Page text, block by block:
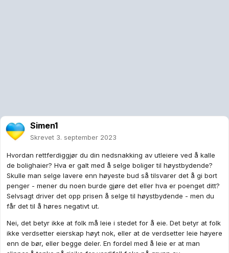
Simen1
Skrevet 3. september 2023
Hvordan rettferdiggjør du din nedsnakking av utleiere ved å kalle
de bolighaier? Hva er galt med å selge boliger til høystbydende?
Skulle man selge lavere enn høyeste bud så tilsvarer det å gi bort
penger - mener du noen burde gjøre det eller hva er poenget ditt?
Selvsagt driver det opp prisen å selge til høystbydende - men du
får det til å høres negativt ut.
Nei, det betyr ikke at folk må leie i stedet for å eie. Det betyr at folk
ikke verdsetter eierskap høyt nok, eller at de verdsetter leie høyere
enn de bør, eller begge deler. En fordel med å leie er at man